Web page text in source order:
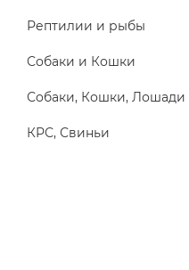
Рептилии и рыбы
Собаки и Кошки
Собаки, Кошки, Лошади
КРС, Свиньи